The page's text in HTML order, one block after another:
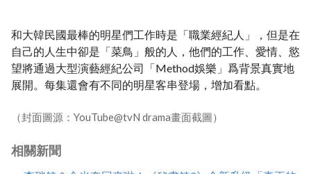
和大韓民國最棒的明星們工作時是「職業經紀人」，但是在
自己的人生中卻是「菜鳥」般的人，他們的工作、愛情、慾
望將通過大型演藝經紀公司「Method娛樂」爲背景真實地
展開。每集還會有不同的明星客串登場，增加看點。
（封面圖源：YouTube@tvN drama畫面截圖）
相關新聞